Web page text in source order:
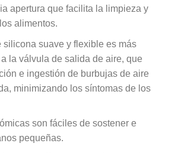
apertura que facilita la limpieza y
alimentos.
silicona suave y flexible es más
la válvula de salida de aire, que
e ingestión de burbujas de aire
minimizando los síntomas de los
son fáciles de sostener e
pequeñas.